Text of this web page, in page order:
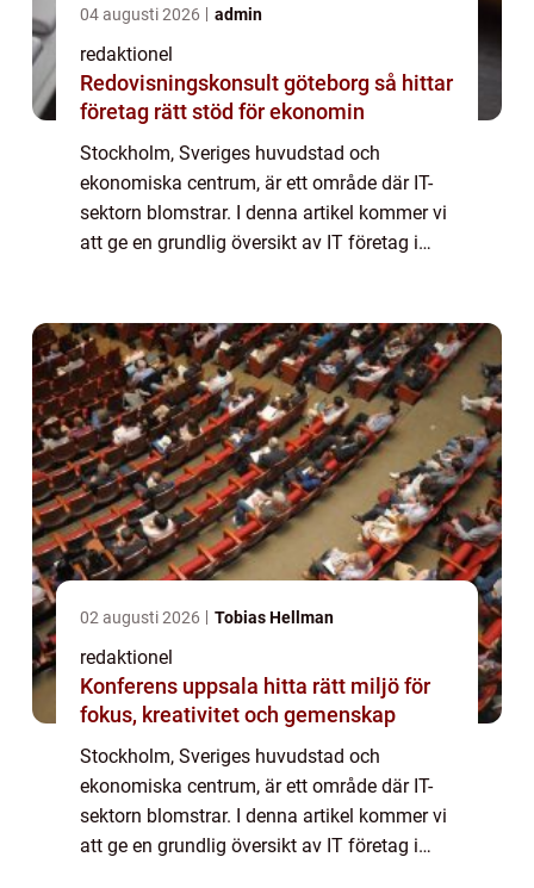
04 augusti 2026 admin
redaktionel
Redovisningskonsult göteborg så hittar
företag rätt stöd för ekonomin
Stockholm, Sveriges huvudstad och
ekonomiska centrum, är ett område där IT-
sektorn blomstrar. I denna artikel kommer vi
att ge en grundlig översikt av IT företag i
kvanti...
02 augusti 2026 Tobias Hellman
redaktionel
Konferens uppsala hitta rätt miljö för
fokus, kreativitet och gemenskap
Stockholm, Sveriges huvudstad och
ekonomiska centrum, är ett område där IT-
sektorn blomstrar. I denna artikel kommer vi
att ge en grundlig översikt av IT företag i